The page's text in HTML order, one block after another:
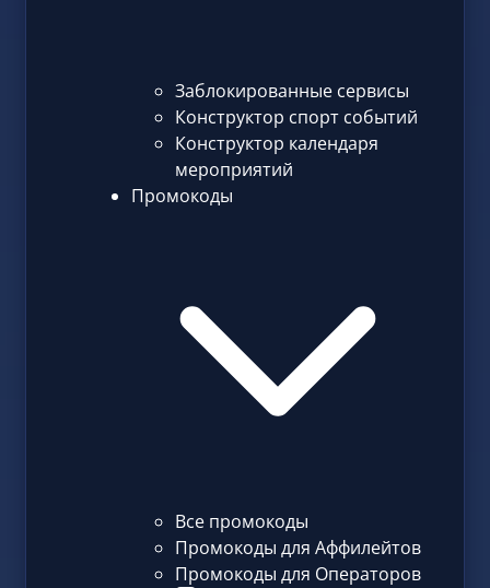
Заблокированные сервисы
Конструктор спорт событий
Конструктор календаря
мероприятий
Промокоды
Все промокоды
Промокоды для Аффилейтов
Промокоды для Операторов